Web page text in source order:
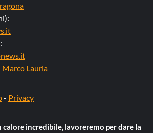
Marco Lauria
- Privacy
calore incredibile, lavoreremo per dare la